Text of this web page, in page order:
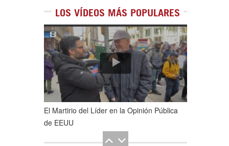
LOS VÍDEOS MÁS POPULARES
1de5
El Martirio del Líder en la Opinión Pública
de EEUU